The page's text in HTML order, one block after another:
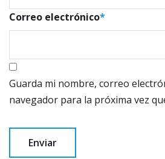
Correo electrónico*
Guarda mi nombre, correo
navegador para la próxima vez